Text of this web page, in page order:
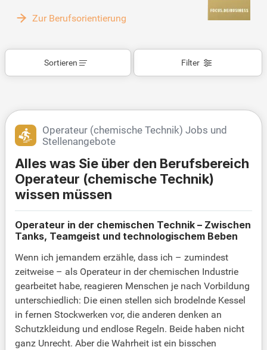
Zur Berufsorientierung
Filter
Sortieren
Operateur (chemische Technik) Jobs und
Stellenangebote
Alles was Sie über den Berufsbereich
Operateur (chemische Technik)
wissen müssen
Operateur in der chemischen Technik – Zwischen
Tanks, Teamgeist und technologischem Beben
Wenn ich jemandem erzähle, dass ich – zumindest
zeitweise – als Operateur in der chemischen Industrie
gearbeitet habe, reagieren Menschen je nach Vorbildung
unterschiedlich: Die einen stellen sich brodelnde Kessel
in fernen Stockwerken vor, die anderen denken an
Schutzkleidung und endlose Regeln. Beide haben nicht
ganz Unrecht. Aber die Wahrheit ist ein bisschen